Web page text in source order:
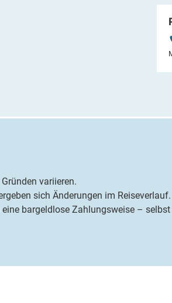
variieren.
sich Änderungen im
bargeldlose Zahlungsweise –